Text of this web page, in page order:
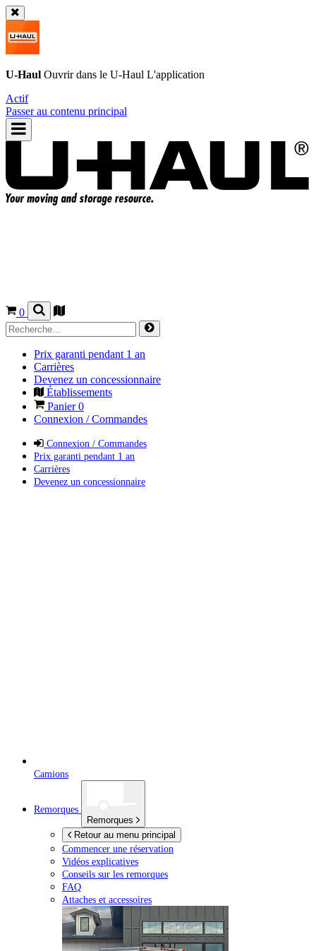
U-Haul Ouvrir dans le U-Haul L'application
Actif
Passer au contenu principal
0
Prix garanti pendant 1 an
Carrières
Devenez un concessionnaire
Établissements
Panier0
Connexion / Commandes
Connexion / Commandes
Prix garanti pendant 1 an
Carrières
Devenez un concessionnaire
Camions
Remorques
Remorques
Retour au menu principal
Commencer une réservation
Vidéos explicatives
Conseils sur les remorques
FAQ
Attaches et accessoires